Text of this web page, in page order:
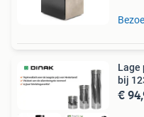
Lage
bij
€